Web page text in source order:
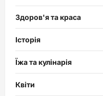
Здоров'я та краса
Історія
Їжа та кулінарія
Квіти